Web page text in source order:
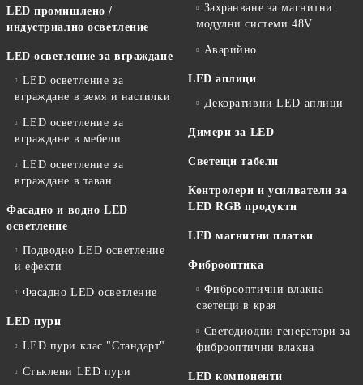
LED промишлено /
индустриално осветление
LED осветление за вграждане
LED осветление за
вграждане в земя и настилки
LED осветление за
вграждане в мебели
LED осветление за
вграждане в таван
Фасадно и водно LED
осветление
Подводно LED осветление
и ефекти
Фасадно LED осветление
LED пури
LED пури клас "Стандарт"
Стъклени LED пури
Захранване за магнитни
модулни системи 48V
Аварийно
LED аплици
Декоративни LED аплици
Димери за LED
Светещи табели
Контролери и усилватели за
LED RGB продукти
LED магнитни платки
Фиброоптика
Фиброоптични влакна
светещи в края
Светодиодни генератори за
фиброоптични влакна
LED компоненти